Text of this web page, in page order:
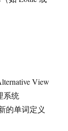
View
系统
的单词定义